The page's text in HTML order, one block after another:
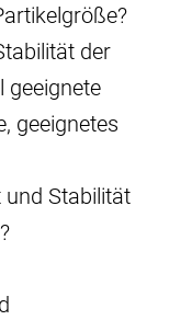
der
geeignete
geeignetes
Stabilität